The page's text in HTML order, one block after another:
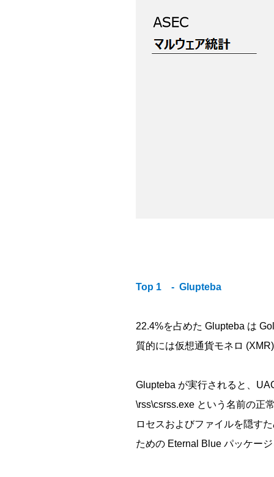
Top 1 - Glupteba
22.4%を占めた Glupteba は
質的には仮想通貨モネロ
Glupteba が実行されると、
\rss\csrss.exe という名前の正
ロセスおよびファイルを隠す
ための Eternal Blue パッケー